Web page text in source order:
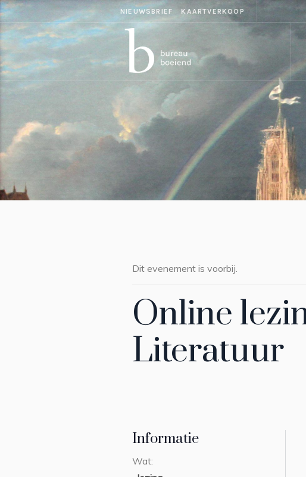
NIEUWSBRIEF KAARTVERKOOP
Dit evenement is voorbij.
Online
Literatuur
Informatie
Wat: